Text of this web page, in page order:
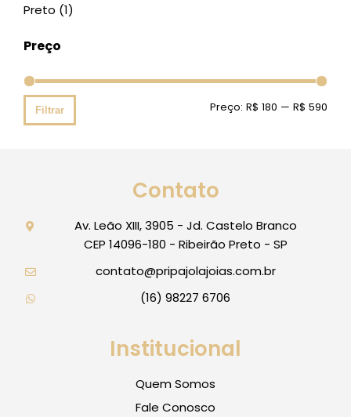
Preto (1)
Preço
Filtrar Preço: R$ 180 — R$ 590
Contato
Av. Leão XIII, 3905 - Jd. Castelo Branco
CEP 14096-180 - Ribeirão Preto - SP
contato@pripajolajoias.com.br
(16) 98227 6706
Institucional
Quem Somos
Fale Conosco